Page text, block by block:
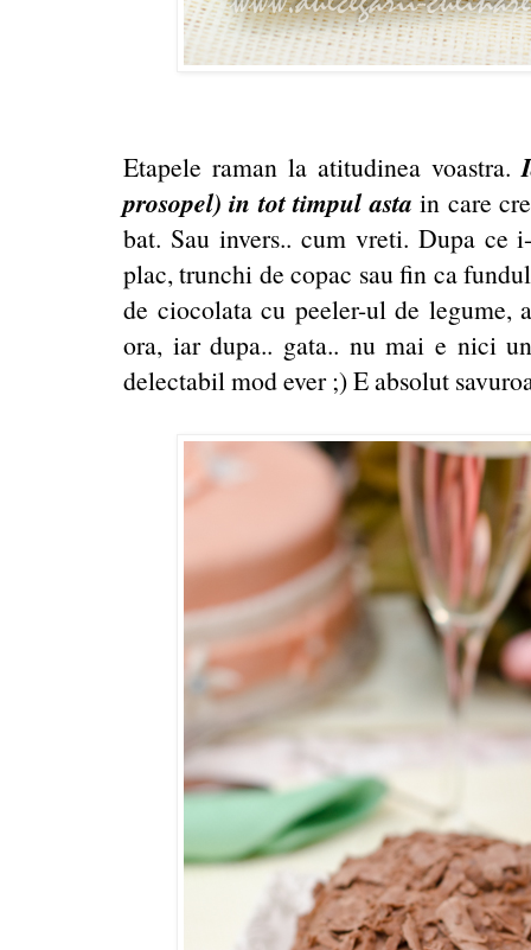
Etapele raman la atitudinea voastra.
prosopel) in tot timpul asta in care
bat. Sau invers.. cum vreti. Dupa ce
plac, trunchi de copac sau fin ca
de ciocolata cu peeler-ul de
ora, iar dupa.. gata.. nu mai e nici
delectabil mod ever ;) E absolut